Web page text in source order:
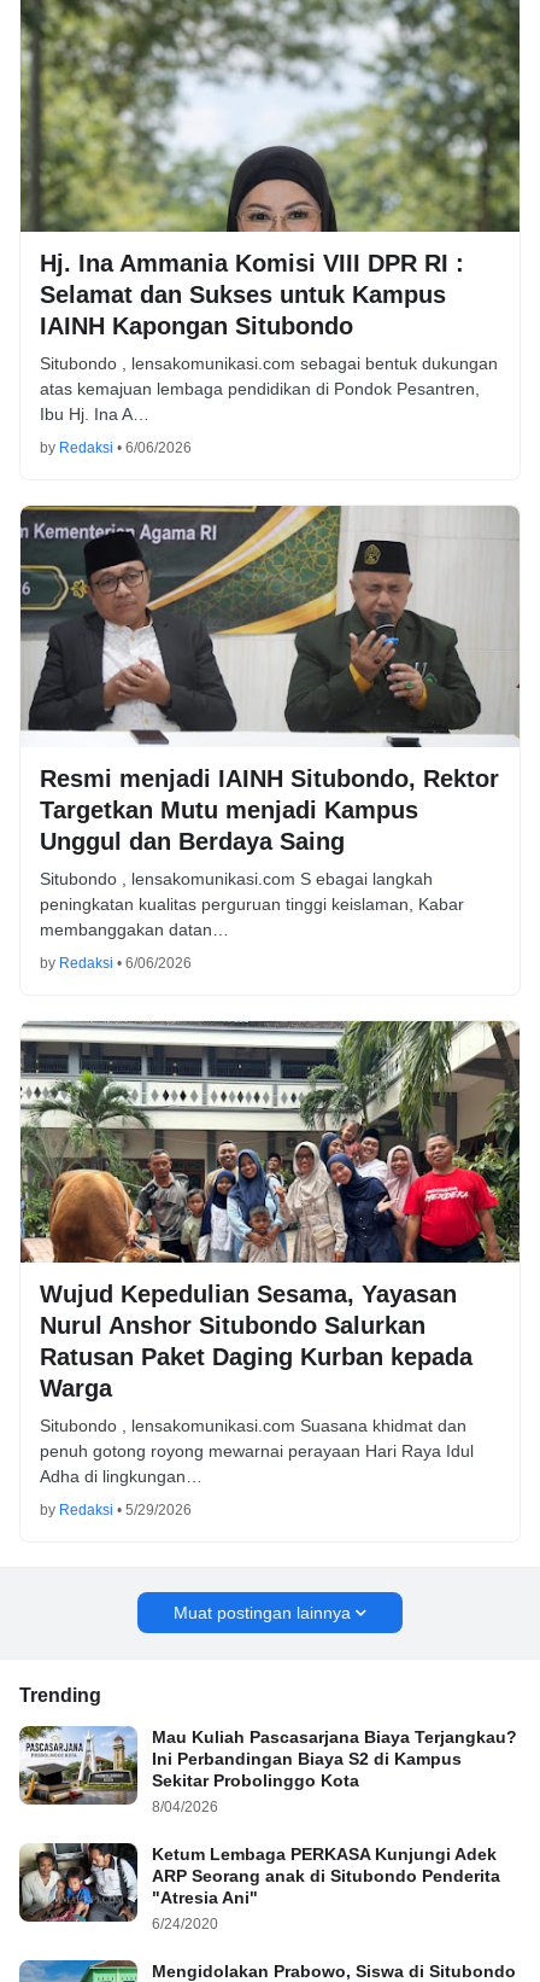
Hj. Ina Ammania Komisi VIII DPR RI :
Selamat dan Sukses untuk Kampus
IAINH Kapongan Situbondo
Situbondo , lensakomunikasi.com sebagai bentuk dukungan
atas kemajuan lembaga pendidikan di Pondok Pesantren,
Ibu Hj. Ina A…
by Redaksi • 6/06/2026
Resmi menjadi IAINH Situbondo, Rektor
Targetkan Mutu menjadi Kampus
Unggul dan Berdaya Saing
Situbondo , lensakomunikasi.com S ebagai langkah
peningkatan kualitas perguruan tinggi keislaman, Kabar
membanggakan datan…
by Redaksi • 6/06/2026
Wujud Kepedulian Sesama, Yayasan
Nurul Anshor Situbondo Salurkan
Ratusan Paket Daging Kurban kepada
Warga
Situbondo , lensakomunikasi.com Suasana khidmat dan
penuh gotong royong mewarnai perayaan Hari Raya Idul
Adha di lingkungan…
by Redaksi • 5/29/2026
Muat postingan lainnya
Trending
Mau Kuliah Pascasarjana Biaya Terjangkau?
Ini Perbandingan Biaya S2 di Kampus
Sekitar Probolinggo Kota
8/04/2026
Ketum Lembaga PERKASA Kunjungi Adek
ARP Seorang anak di Situbondo Penderita
"Atresia Ani"
6/24/2020
Mengidolakan Prabowo, Siswa di Situbondo